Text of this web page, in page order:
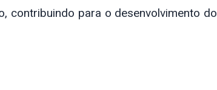
contribuindo para o desenvolvimento do